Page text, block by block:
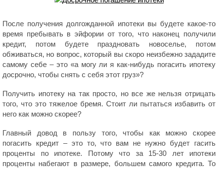
После получения долгожданной ипотеки вы будете какое-то
время пребывать в эйфории от того, что наконец получили
кредит, потом будете праздновать новоселье, потом
обживаться, но вопрос, который вы скоро неизбежно зададите
самому себе – это «а могу ли я как-нибудь погасить ипотеку
досрочно, чтобы снять с себя этот груз»?
Получить ипотеку на так просто, но все же нельзя отрицать
того, что это тяжелое бремя. Стоит ли пытаться избавить от
него как можно скорее?
Главный довод в пользу того, чтобы как можно скорее
погасить кредит – это то, что вам не нужно будет гасить
проценты по ипотеке. Потому что за 15-30 лет ипотеки
проценты набегают в размере, большем самого кредита. То